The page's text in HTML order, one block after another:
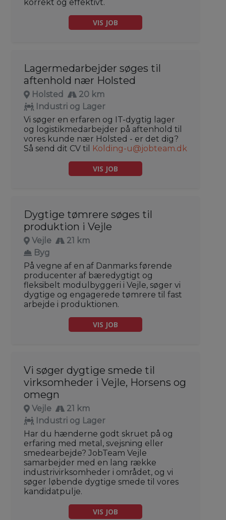
korrekt og effektivt.
VIS JOB
Lagermedarbejder søges til
aftenhold nær Holsted
Holsted
20 km
Industri og Lager
Vi søger en erfaren og IT-dygtig lager
og logistikmedarbejder på aftenhold til
vores kunde nær Holsted - er det dig?
Så send dit CV til
Kolding-u@jobteam.dk
VIS JOB
Dygtige tømrere søges til
produktion i Vejle
Vejle
21 km
Byg
På vegne af en af Danmarks førende
producenter af bæredygtigt og
fleksibelt modulbyggeri i Vejle, søger vi
dygtige og engagerede tømrere til fast
arbejde i produktionen.
VIS JOB
Vi søger dygtige smede til
virksomheder i Vejle, Horsens og
omegn
Vejle
21 km
Industri og Lager
Har du hænderne godt skruet på og
erfaring med metal, svejsning eller
smedearbejde? JobTeam Vejle
samarbejder med en lang række
industrivirksomheder i området, og vi
søger løbende dygtige smede til vores
kandidatpulje.
VIS JOB